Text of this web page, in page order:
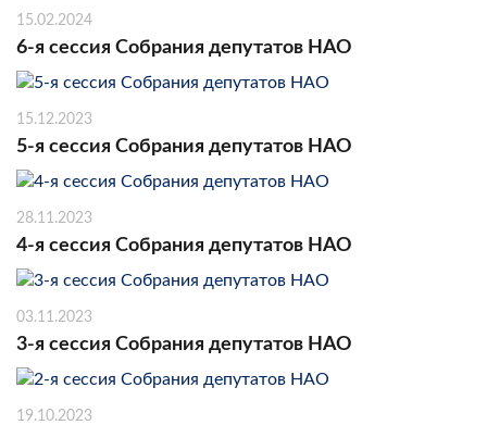
15.02.2024
6-я сессия Собрания депутатов НАО
15.12.2023
5-я сессия Собрания депутатов НАО
28.11.2023
4-я сессия Собрания депутатов НАО
03.11.2023
3-я сессия Собрания депутатов НАО
19.10.2023